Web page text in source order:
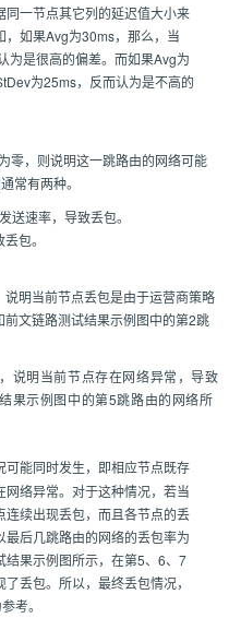
同一节点其它列的延迟值大小来
，如果Avg为30ms，那么，当
为是很高的偏差。而如果Avg为
为25ms，反而认为是不高的
零，则说明这一跳路由的网络可能
常有两种。
送速率，导致丢包。
包。
明当前节点丢包是由于运营商策略
前文链路测试结果示例图中的第2跳
说明当前节点存在网络异常，导致
果示例图中的第5跳路由的网络所
可能同时发生，即相应节点既存
网络异常。对于这种情况，若当
连续出现丢包，而且各节点的丢
最后几跳路由的网络的丢包率为
结果示例图所示，在第5、6、7
丢包。所以，最终丢包情况，
考。